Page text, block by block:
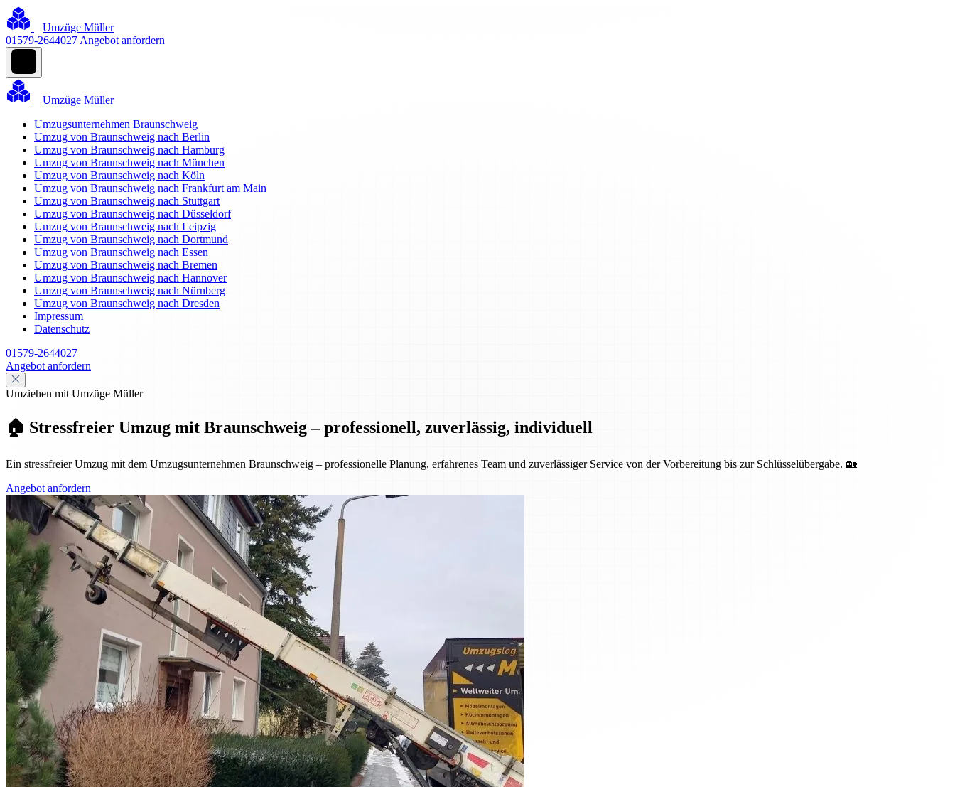
Umzüge Müller
01579-2644027 Angebot anfordern
Umzüge Müller
Umzugsunternehmen Braunschweig
Umzug von Braunschweig nach Berlin
Umzug von Braunschweig nach Hamburg
Umzug von Braunschweig nach München
Umzug von Braunschweig nach Köln
Umzug von Braunschweig nach Frankfurt am Main
Umzug von Braunschweig nach Stuttgart
Umzug von Braunschweig nach Düsseldorf
Umzug von Braunschweig nach Leipzig
Umzug von Braunschweig nach Dortmund
Umzug von Braunschweig nach Essen
Umzug von Braunschweig nach Bremen
Umzug von Braunschweig nach Hannover
Umzug von Braunschweig nach Nürnberg
Umzug von Braunschweig nach Dresden
Impressum
Datenschutz
01579-2644027
Angebot anfordern
Umziehen mit Umzüge Müller
🏠 Stressfreier Umzug mit Braunschweig – professionell, zuverlässig, individuell
Ein stressfreier Umzug mit dem Umzugsunternehmen Braunschweig – professionelle Planung, erfahrenes Team und zuverlässiger Service von der Vorbereitung bis zur Schlüsselübergabe. 🏡
Angebot anfordern